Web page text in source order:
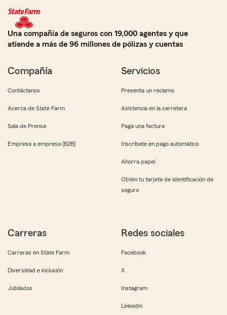
Una compañía de seguros con 19,000 agentes y que
atiende a más de 96 millones de pólizas y cuentas
Compañía
Contáctanos
Acerca de State Farm
Sala de Prensa
Empresa a empresa (B2B)
Servicios
Presenta un reclamo
Asistencia en la carretera
Paga una factura
Inscríbete en pago automático
Ahorra papel
Obtén tu tarjeta de identificación de
seguro
Carreras
Carreras en State Farm
Diversidad e inclusión
Jubilados
Redes sociales
Facebook
X
Instagram
LinkedIn